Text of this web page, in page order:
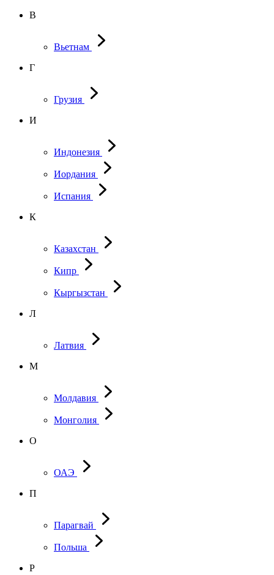
В
Вьетнам
Г
Грузия
И
Индонезия
Иордания
Испания
К
Казахстан
Кипр
Кыргызстан
Л
Латвия
М
Молдавия
Монголия
О
ОАЭ
П
Парагвай
Польша
Р